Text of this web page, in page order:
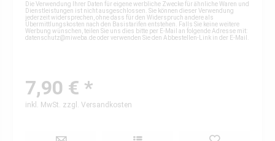
Die Verwendung Ihrer Daten für eigene werbliche Zwecke für ähnliche Waren und
Dienstleistungen ist nicht ausgeschlossen. Sie können dieser Verwendung
jederzeit widersprechen, ohne dass für den Widerspruch andere als
Übermittlungskosten nach den Basistarifen entstehen. Falls Sie keine weitere
Werbung wünschen, teilen Sie uns dies bitte per E-Mail an folgende Adresse mit:
datenschutz@miweba.deoder verwenden Sie den Abbestellen-Link in der E-Mail.
7,90 € *
inkl. MwSt. zzgl. Versandkosten